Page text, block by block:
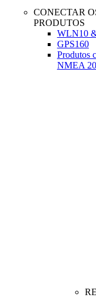
CONECTAR
PRODUTOS
WLN10
GPS160
Produtos
NMEA